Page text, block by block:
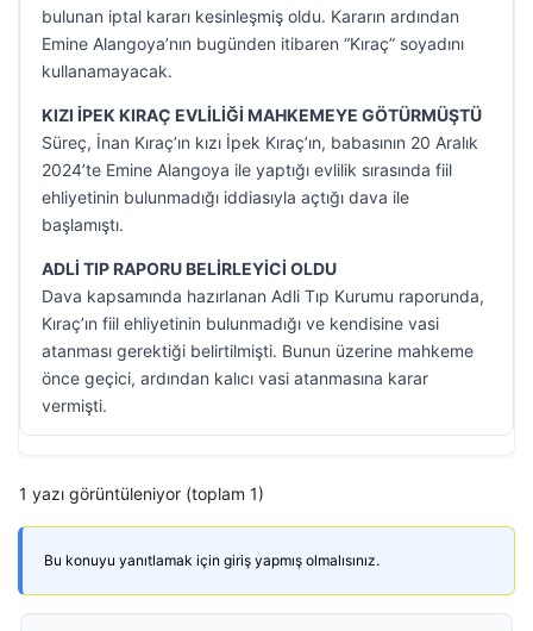
bulunan iptal kararı kesinleşmiş oldu. Kararın ardından
Emine Alangoya’nın bugünden itibaren “Kıraç” soyadını
kullanamayacak.
KIZI İPEK KIRAÇ EVLİLİĞİ MAHKEMEYE GÖTÜRMÜŞTÜ
Süreç, İnan Kıraç’ın kızı İpek Kıraç’ın, babasının 20 Aralık
2024’te Emine Alangoya ile yaptığı evlilik sırasında fiil
ehliyetinin bulunmadığı iddiasıyla açtığı dava ile
başlamıştı.
ADLİ TIP RAPORU BELİRLEYİCİ OLDU
Dava kapsamında hazırlanan Adli Tıp Kurumu raporunda,
Kıraç’ın fiil ehliyetinin bulunmadığı ve kendisine vasi
atanması gerektiği belirtilmişti. Bunun üzerine mahkeme
önce geçici, ardından kalıcı vasi atanmasına karar
vermişti.
1 yazı görüntüleniyor (toplam 1)
Bu konuyu yanıtlamak için giriş yapmış olmalısınız.